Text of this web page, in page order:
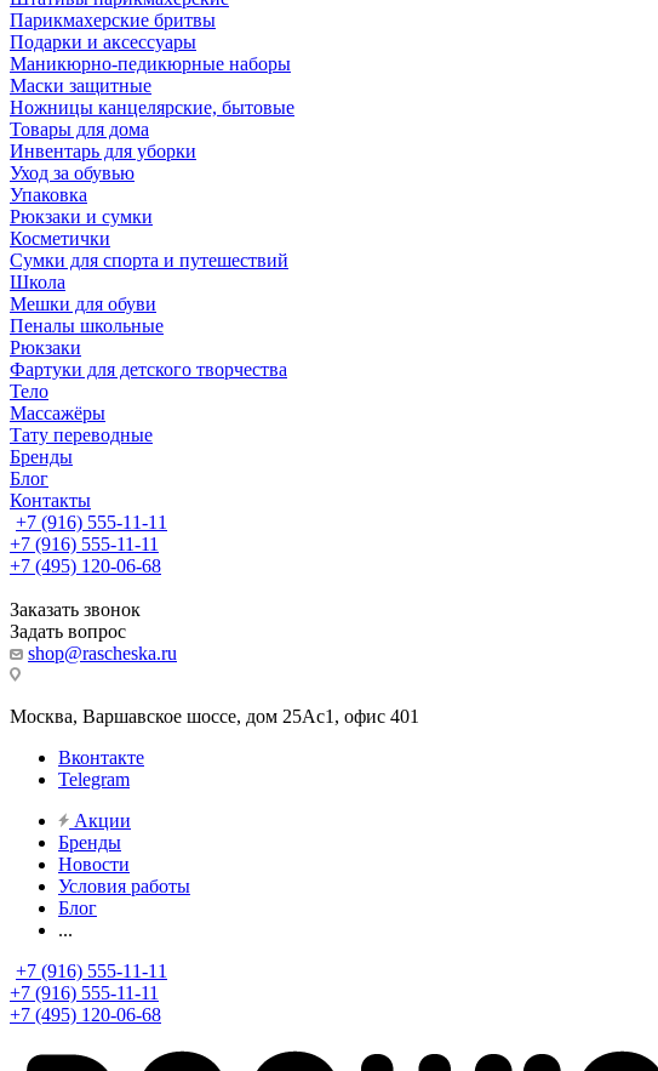
Парикмахерские бритвы
Подарки и аксессуары
Маникюрно-педикюрные наборы
Маски защитные
Ножницы канцелярские, бытовые
Товары для дома
Инвентарь для уборки
Уход за обувью
Упаковка
Рюкзаки и сумки
Косметички
Сумки для спорта и путешествий
Школа
Мешки для обуви
Пеналы школьные
Рюкзаки
Фартуки для детского творчества
Тело
Массажёры
Тату переводные
Бренды
Блог
Контакты
+7 (916) 555-11-11
+7 (916) 555-11-11
+7 (495) 120-06-68
Заказать звонок
Задать вопрос
shop@rascheska.ru
Москва, Варшавское шоссе, дом 25Аc1, офис 401
Вконтакте
Telegram
Акции
Бренды
Новости
Условия работы
Блог
...
+7 (916) 555-11-11
+7 (916) 555-11-11
+7 (495) 120-06-68